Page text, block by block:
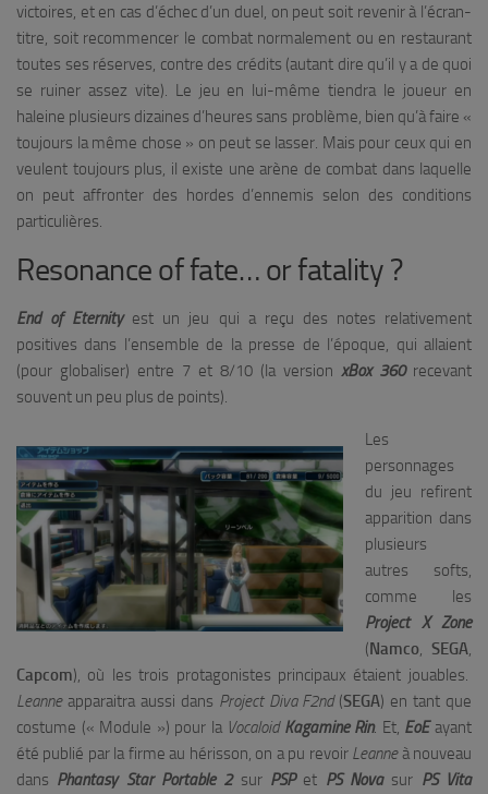
victoires, et en cas d’échec d’un duel, on peut soit revenir à l’écran-
titre, soit recommencer le combat normalement ou en restaurant
toutes ses réserves, contre des crédits (autant dire qu’il y a de quoi
se ruiner assez vite). Le jeu en lui-même tiendra le joueur en
haleine plusieurs dizaines d’heures sans problème, bien qu’à faire «
toujours la même chose » on peut se lasser. Mais pour ceux qui en
veulent toujours plus, il existe une arène de combat dans laquelle
on peut affronter des hordes d’ennemis selon des conditions
particulières.
Resonance of fate… or fatality ?
End of Eternityest un jeu qui a reçu des notes relativement
positives dans l’ensemble de la presse de l’époque, qui allaient
(pour globaliser) entre 7 et 8/10 (la version xBox 360recevant
souvent un peu plus de points).
Les
personnages
du jeu refirent
apparition dans
plusieurs
autres softs,
comme les
Project X Zone
(Namco, SEGA,
Capcom), où les trois protagonistes principaux étaient jouables.
Leanneapparaitra aussi dans Project Diva F2nd(SEGA) en tant que
costume (« Module ») pour la Vocaloid Kagamine Rin. Et, EoEayant
été publié par la firme au hérisson, on a pu revoir Leanneà nouveau
dans Phantasy Star Portable 2sur PSPet PS Novasur PS Vita